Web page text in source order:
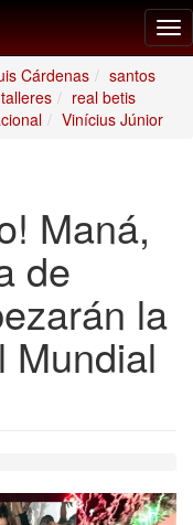
Cárdenas
santos
real betis
Vinícius Júnior
Maná,
de
la
Mundial